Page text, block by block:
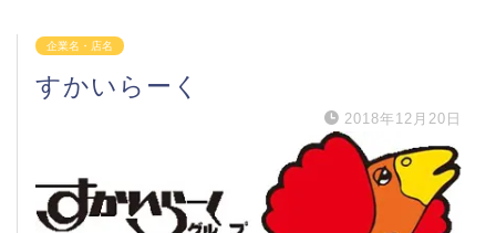
企業名・店名
すかいらーく
2018年12月20日